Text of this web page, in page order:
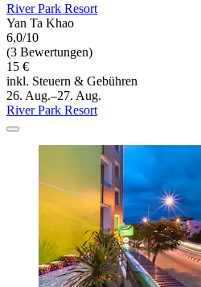
River Park Resort
Yan Ta Khao
6,0/10
(3 Bewertungen)
15 €
inkl. Steuern & Gebühren
26. Aug.–27. Aug.
River Park Resort